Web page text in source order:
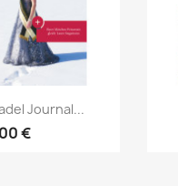
Journal...
€